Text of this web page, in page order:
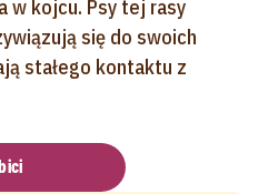
w kojcu. Psy tej rasy
się do swoich
stałego kontaktu z